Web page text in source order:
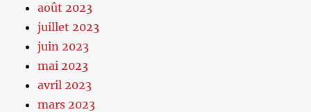
août 2023
juillet 2023
juin 2023
mai 2023
avril 2023
mars 2023